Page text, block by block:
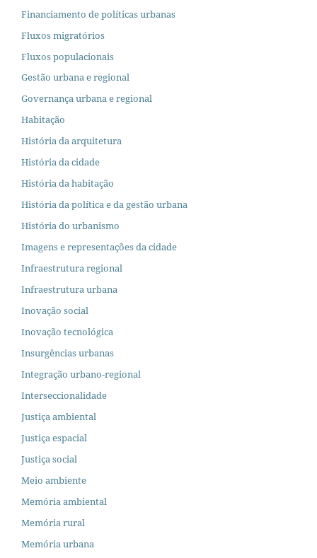
Financiamento de políticas urbanas
Fluxos migratórios
Fluxos populacionais
Gestão urbana e regional
Governança urbana e regional
Habitação
História da arquitetura
História da cidade
História da habitação
História da política e da gestão urbana
História do urbanismo
Imagens e representações da cidade
Infraestrutura regional
Infraestrutura urbana
Inovação social
Inovação tecnológica
Insurgências urbanas
Integração urbano-regional
Interseccionalidade
Justiça ambiental
Justiça espacial
Justiça social
Meio ambiente
Memória ambiental
Memória rural
Memória urbana